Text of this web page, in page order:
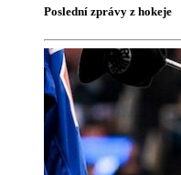
Poslední zprávy z hokeje